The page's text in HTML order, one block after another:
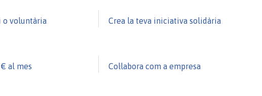
o voluntària Crea la teva iniciativa solidària
€ al mes Col·labora com a empresa